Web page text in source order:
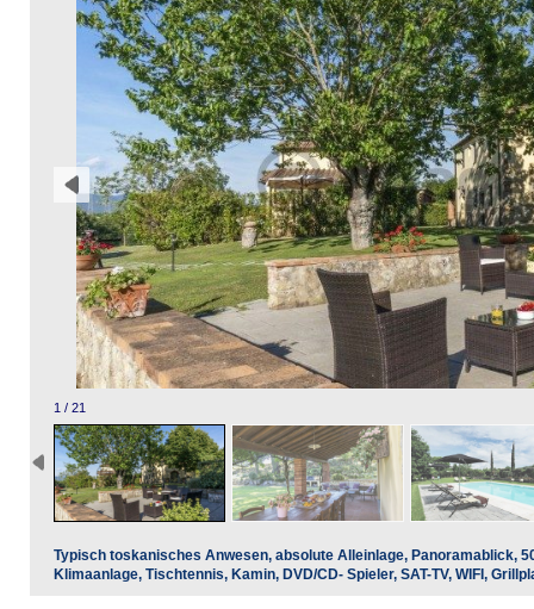
1 / 21
Typisch toskanisches Anwesen, absolute Alleinlage, Panoramablick,
Klimaanlage, Tischtennis, Kamin, DVD/CD- Spieler, SAT-TV, WIFI,